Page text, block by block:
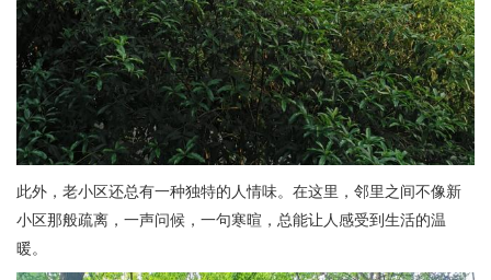
此外，老小区还总有一种独特的人情味。在这里，邻里之间不像新
小区那般疏离，一声问候，一句寒暄，总能让人感受到生活的温
暖。